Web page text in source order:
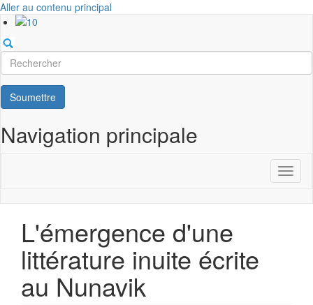
Aller au contenu principal
Rechercher
Soumettre
Navigation principale
L'émergence d'une
littérature inuite écrite
au Nunavik